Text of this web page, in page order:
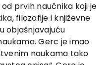
prvih naučnika koji je
filozofije i književne
objašnjavajuću
Gerc je imao
naukama tako